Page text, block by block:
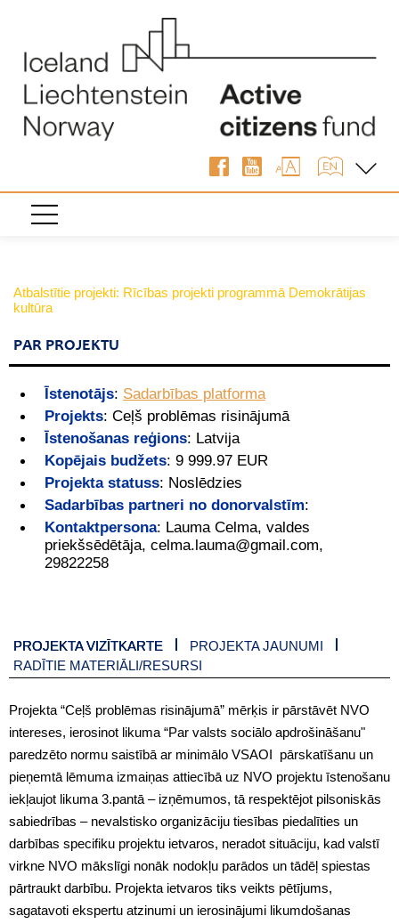
Atbalstītie projekti: Rīcības projekti programmā Demokrātijas
kultūra
PAR PROJEKTU
Īstenotājs: Sadarbības platforma
Projekts: Ceļš problēmas risinājumā
Īstenošanas reģions: Latvija
Kopējais budžets: 9 999.97 EUR
Projekta statuss: Noslēdzies
Sadarbības partneri no donorvalstīm:
Kontaktpersona: Lauma Celma, valdes
priekšsēdētāja, celma.lauma@gmail.com,
29822258
PROJEKTA VIZĪTKARTE
PROJEKTA JAUNUMI
RADĪTIE MATERIĀLI/RESURSI
Projekta “Ceļš problēmas risinājumā” mērķis ir pārstāvēt NVO
intereses, ierosinot likuma “Par valsts sociālo apdrošināšanu"
paredzēto normu saistībā ar minimālo VSAOI pārskatīšanu un
pieņemtā lēmuma izmaiņas attiecībā uz NVO projektu īstenošanu
iekļaujot likuma 3.pantā – izņēmumos, tā respektējot pilsoniskās
sabiedrības – nevalstisko organizāciju tiesības piedalīties un
darbības specifiku projektu ietvaros, neradot situāciju, kad valstī
virkne NVO mākslīgi nonāk nodokļu parādos un tādēļ spiestas
pārtraukt darbību. Projekta ietvaros tiks veikts pētījums,
sagatavoti ekspertu atzinumi un ierosinājumi likumdošanas